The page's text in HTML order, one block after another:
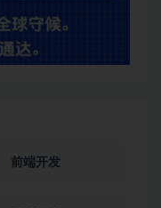
前端开发